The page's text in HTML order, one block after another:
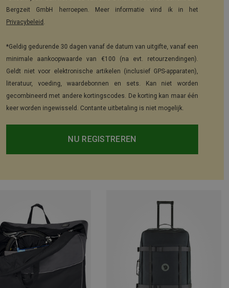
Bergzeit GmbH herroepen. Meer informatie vind ik in het
Privacybeleid .
*Geldig gedurende 30 dagen vanaf de datum van uitgifte, vanaf een
minimale aankoopwaarde van €100 (na evt. retourzendingen).
Geldt niet voor elektronische artikelen (inclusief GPS-apparaten),
literatuur, voeding, waardebonnen en sets. Kan niet worden
gecombineerd met andere kortingscodes. De korting kan maar één
keer worden ingewisseld. Contante uitbetaling is niet mogelijk.
NU REGISTREREN